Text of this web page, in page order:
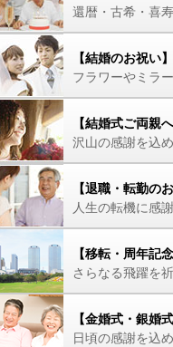
【結婚のお祝い】
フラワーやミラ
【結婚式ご両親
沢山の感謝を込
【退職・転勤の
人生の転機に感
【移転・周年記
さらなる飛躍を
【金婚式・銀婚
日頃の感謝を込